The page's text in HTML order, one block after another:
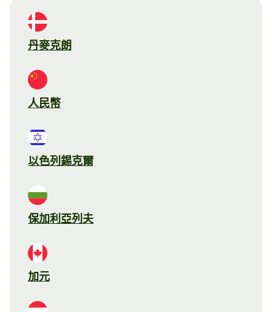
丹麥克朗
人民幣
以色列錫克爾
保加利亞列夫
加元